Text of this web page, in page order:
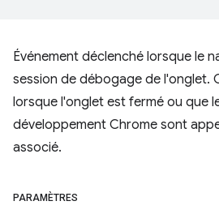
Événement déclenché lorsque le
session de débogage de l'onglet.
lorsque l'onglet est fermé ou que
développement Chrome sont
associé.
PARAMÈTRES